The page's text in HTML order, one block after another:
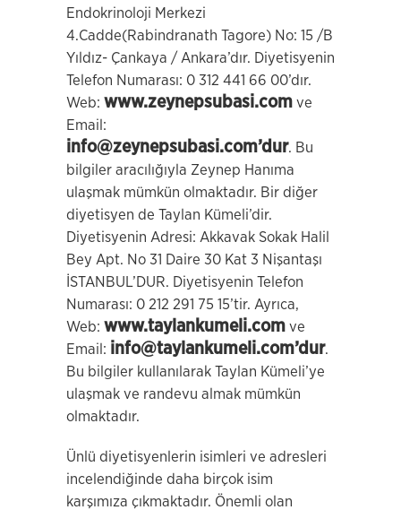
Endokrinoloji Merkezi
4.Cadde(Rabindranath Tagore) No: 15 /B
Yıldız- Çankaya / Ankara’dır. Diyetisyenin
Telefon Numarası: 0 312 441 66 00’dır.
Web: www.zeynepsubasi.com ve
Email:
info@zeynepsubasi.com’dur. Bu
bilgiler aracılığıyla Zeynep Hanıma
ulaşmak mümkün olmaktadır. Bir diğer
diyetisyen de Taylan Kümeli’dir.
Diyetisyenin Adresi: Akkavak Sokak Halil
Bey Apt. No 31 Daire 30 Kat 3 Nişantaşı
İSTANBUL’DUR. Diyetisyenin Telefon
Numarası: 0 212 291 75 15’tir. Ayrıca,
Web: www.taylankumeli.com ve
Email: info@taylankumeli.com’dur.
Bu bilgiler kullanılarak Taylan Kümeli’ye
ulaşmak ve randevu almak mümkün
olmaktadır.
Ünlü diyetisyenlerin isimleri ve adresleri
incelendiğinde daha birçok isim
karşımıza çıkmaktadır. Önemli olan